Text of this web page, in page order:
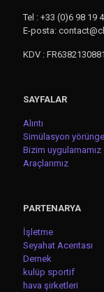
Tel : +33 (0)6 98 19
E-posta:
KDV :
SAYFALAR
Alıntı
Simülasyon
Bizim uygulamamız
Araçlarımız
PARTENARYA
İşletme
Seyahat Acentası
Dernek
kulüp sportif
hava şirketleri